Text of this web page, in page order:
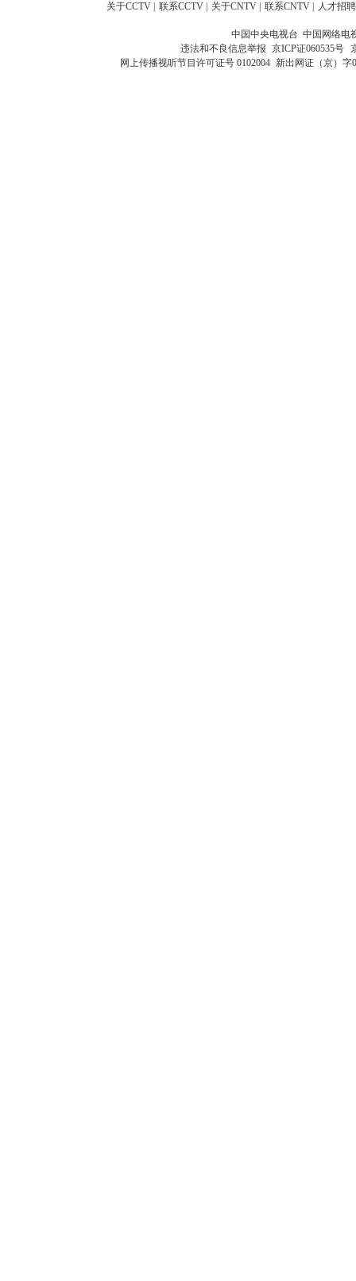
关于CCTV 联系CCTV 关于CNTV 联系CNTV 人才招聘
中国中央电视台 中国网络电
违法和不良信息举报 京ICP证060535号
网上传播视听节目许可证号 0102004 新出网证（京）